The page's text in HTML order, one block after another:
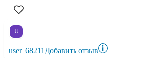
U
user_68211 Добавить отзыв